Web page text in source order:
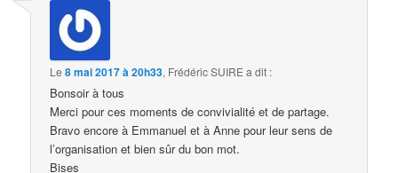
Le8 mai 2017 à 20h33, Frédéric SUIRE a dit :
Bonsoir à tous
Merci pour ces moments de convivialité et de partage.
Bravo encore à Emmanuel et à Anne pour leur sens de
l’organisation et bien sûr du bon mot.
Bises